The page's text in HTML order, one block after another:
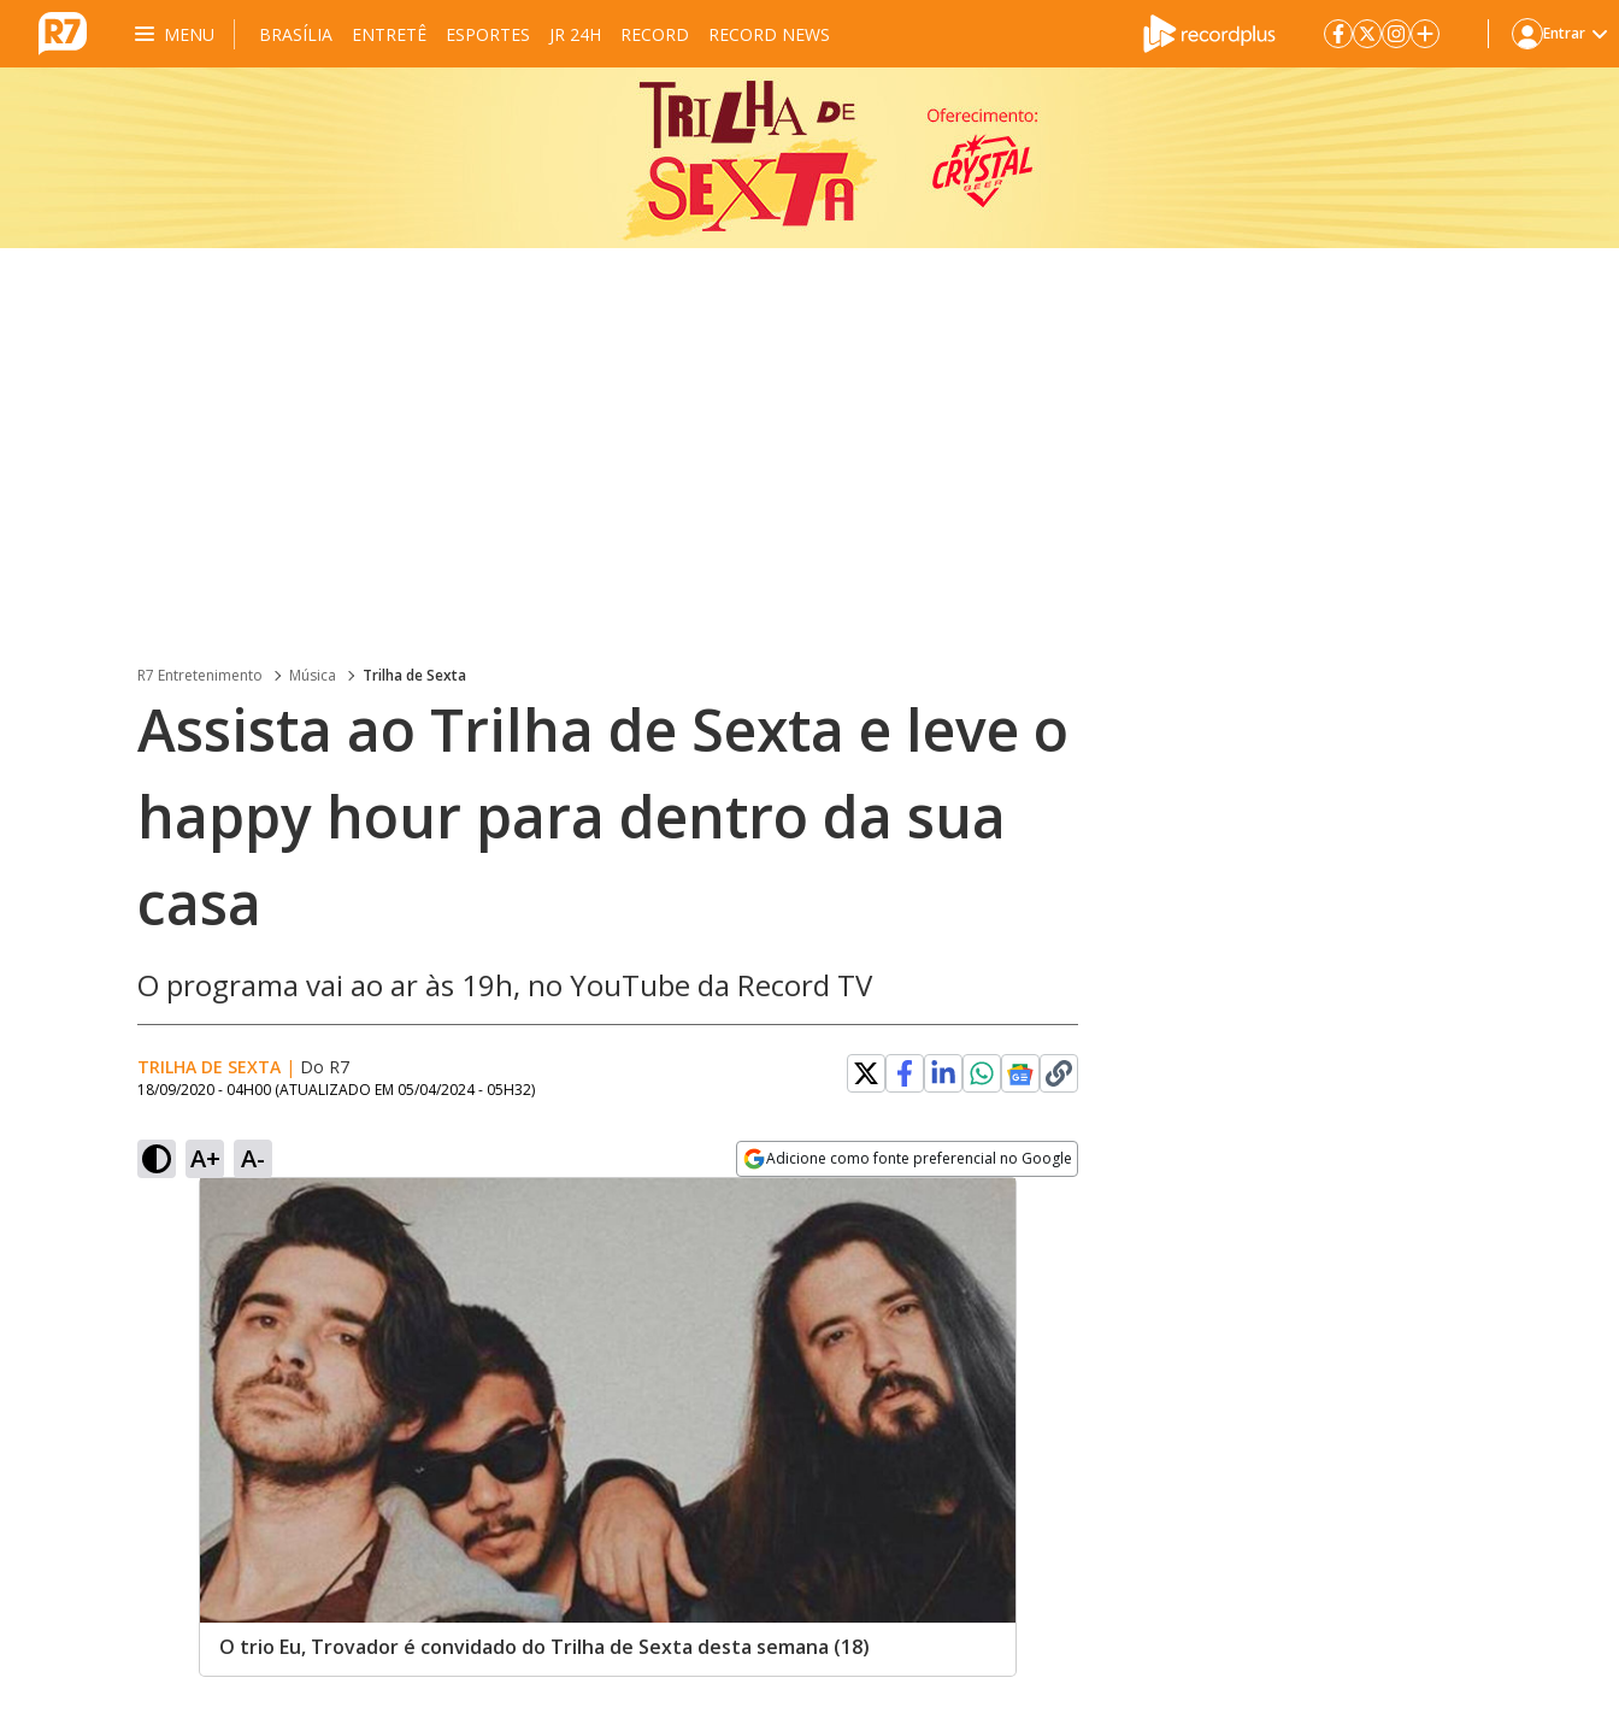
MENU BRASÍLIA ENTRETÊ ESPORTES JR 24H RECORD RECORD NEWS Entrar
R7 Entretenimento Música Trilha de Sexta
Assista ao Trilha de Sexta e leve o
happy hour para dentro da sua
casa
O programa vai ao ar às 19h, no YouTube da Record TV
TRILHA DE SEXTA | Do R7
18/09/2020 - 04H00 (ATUALIZADO EM 05/04/2024 - 05H32)
A+ A- Adicione como fonte preferencial no Google
O trio Eu, Trovador é convidado do Trilha de Sexta desta semana (18)